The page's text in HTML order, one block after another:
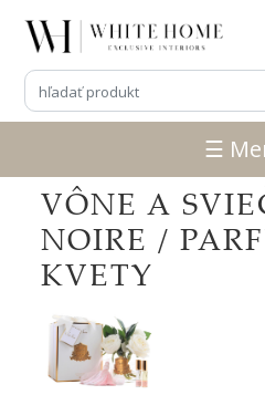
3D
NÁVRHY
NOVINKY
PRODUKTY
ZĽAVE
SHOP
SEDACÍ
☰
VÔNE A
NOIRE /
KVETY